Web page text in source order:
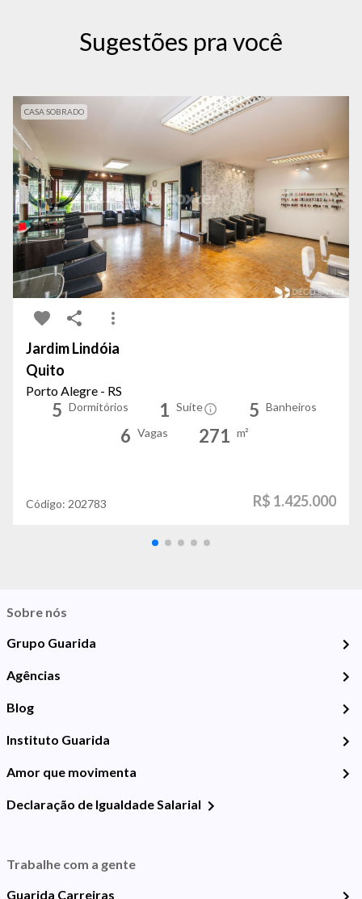
Sugestões pra você
CASA SOBRADO
Jardim Lindóia
Quito
Porto Alegre - RS
5 Dormitórios 1 Suíte 5 Banheiros
6 Vagas 271 m²
Código: 202783 R$ 1.425.000
Sobre nós
Grupo Guarida
Agências
Blog
Instituto Guarida
Amor que movimenta
Declaração de Igualdade Salarial
Trabalhe com a gente
Guarida Carreiras